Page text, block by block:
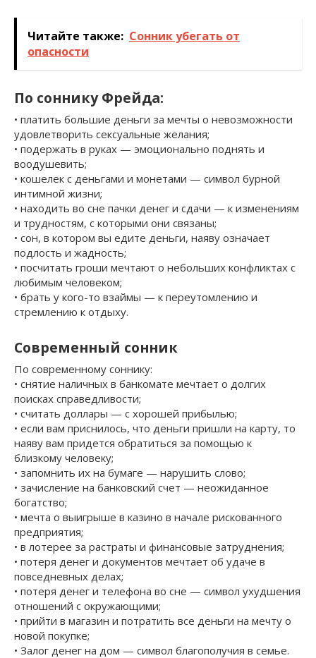
Читайте также: Сонник убегать от
опасности
По соннику Фрейда:
• платить большие деньги за мечты о невозможности
удовлетворить сексуальные желания;
• подержать в руках — эмоционально поднять и
воодушевить;
• кошелек с деньгами и монетами — символ бурной
интимной жизни;
• находить во сне пачки денег и сдачи — к изменениям
и трудностям, с которыми они связаны;
• сон, в котором вы едите деньги, наяву означает
подлость и жадность;
• посчитать гроши мечтают о небольших конфликтах с
любимым человеком;
• брать у кого-то взаймы — к переутомлению и
стремлению к отдыху.
Современный сонник
По современному соннику:
• снятие наличных в банкомате мечтает о долгих
поисках справедливости;
• считать доллары — с хорошей прибылью;
• если вам приснилось, что деньги пришли на карту, то
наяву вам придется обратиться за помощью к
близкому человеку;
• запомнить их на бумаге — нарушить слово;
• зачисление на банковский счет — неожиданное
богатство;
• мечта о выигрыше в казино в начале рискованного
предприятия;
• в лотерее за растраты и финансовые затруднения;
• потеря денег и документов мечтает об удаче в
повседневных делах;
• потеря денег и телефона во сне — символ ухудшения
отношений с окружающими;
• прийти в магазин и потратить все деньги на мечту о
новой покупке;
• Залог денег на дом — символ благополучия в семье.